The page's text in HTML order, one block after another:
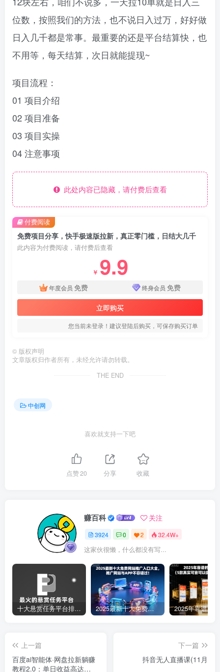
位数，按照我们的方法，也不说日入过万，好好做
日入几千都是常事。最重要的还是平台结算快，也
不用等，每天结算，次日就能提现~
项目流程：
01 项目介绍
02 项目准备
03 项目实操
04 注意事项
此处内容已隐藏，请付费后查看
免费项目分享，快手极速版拉新，真正零门槛，日结大几千
此内容为付费阅读，请付费后查看
￥ 9.9
年度会员 免费 终身会员 免费
立即购买
您当前未登录！建议登陆后购买，可保存购买订单
付费阅读
© 版权声明
文章版权归作者所有，未经允许请勿转载。
THE END
中创网
喜欢就支持一下吧
点赞20 分享 收藏
赚百科 关注
3924 0 2 32.4W+
这家伙很懒，什么都没有写...
十大悬赏任务平台排行榜（全网最好的悬赏任务平台） 2025最新十大免费网站推广入口大全，推广网站与APP不容错过！
上一篇
百度ai智能体·网盘拉新躺赚
教程2.0：单日收益高达
下一篇
抖音无人直播课(11月